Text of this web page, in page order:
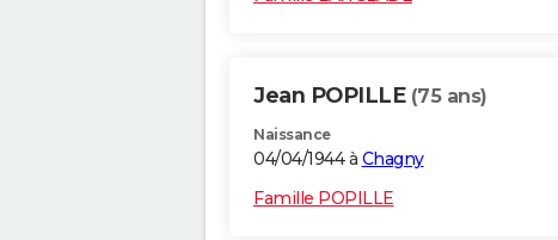
Jean POPILLE (75 ans)
Naissance
04/04/1944 à Chagny
Famille POPILLE